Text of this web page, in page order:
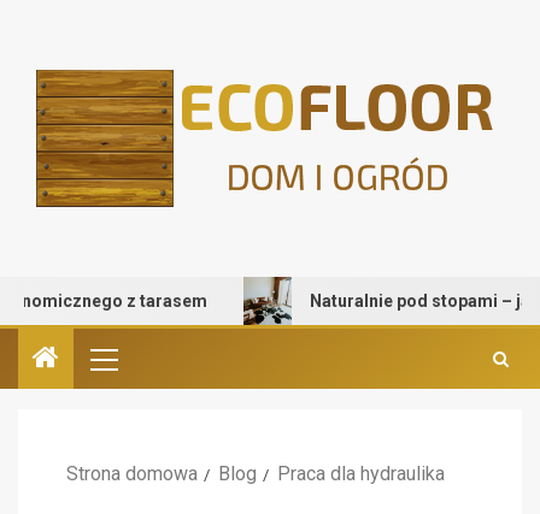
z tarasem Naturalnie pod stopami – jak
Strona domowa Blog Praca dla hydraulika